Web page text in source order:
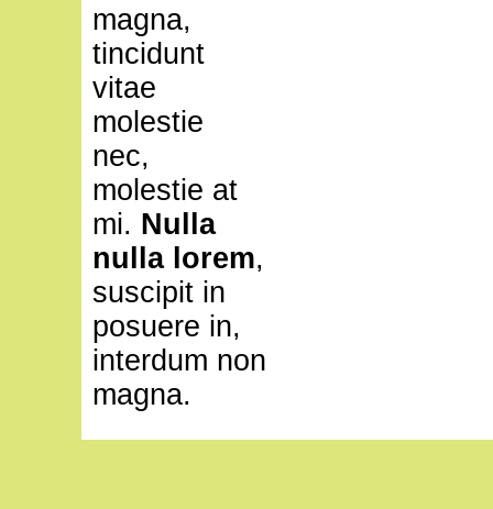
magna,
tincidunt
vitae
molestie
nec,
molestie at
mi. Nulla
nulla lorem,
suscipit in
posuere in,
interdum non
magna.